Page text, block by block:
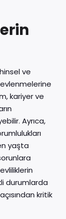
ve
kariyer ve
Ayrıca,
yaşta
durumlarda
kritik